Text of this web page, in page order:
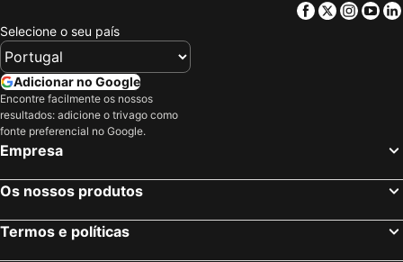
Facebook
Twitter
Selecione o seu país
Adicionar no Google
Encontre facilmente os nossos
resultados: adicione o trivago como
fonte preferencial no Google.
Empresa
Os nossos produtos
Termos e políticas